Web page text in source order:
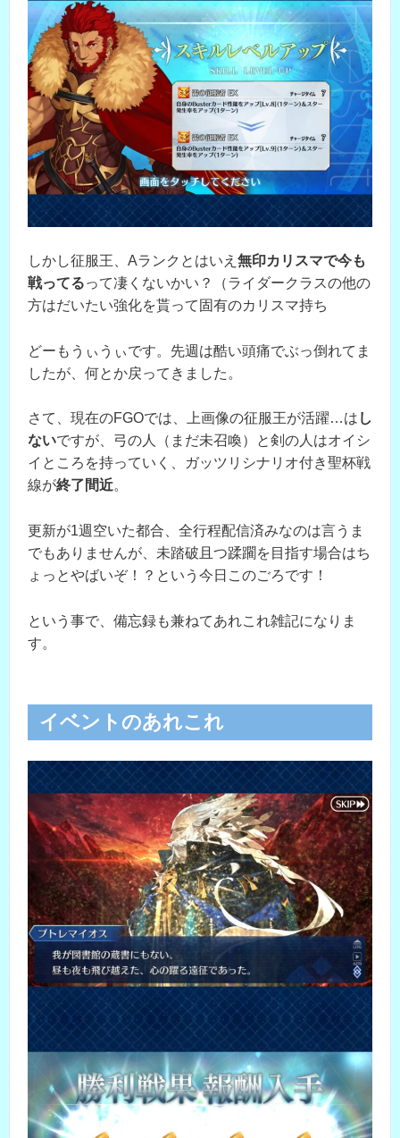
しかし征服王、Aランクとはいえ 無印カリスマで今も
戦ってるって凄くないかい？（ライダークラスの他の
方はだいたい強化を貰って固有のカリスマ持ち
どーもうぃうぃです。先週は酷い頭痛でぶっ倒れてま
したが、何とか戻ってきました。
さて、現在のFGOでは、上画像の征服王が活躍…は し
ないですが、弓の人（まだ未召喚）と剣の人はオイシ
イところを持っていく、ガッツリシナリオ付き聖杯戦
線が終了間近。
更新が1週空いた都合、全行程配信済みなのは言うま
でもありませんが、未踏破且つ蹂躙を目指す場合はち
ょっとやばいぞ！？という今日このごろです！
という事で、備忘録も兼ねてあれこれ雑記になりま
す。
イベントのあれこれ